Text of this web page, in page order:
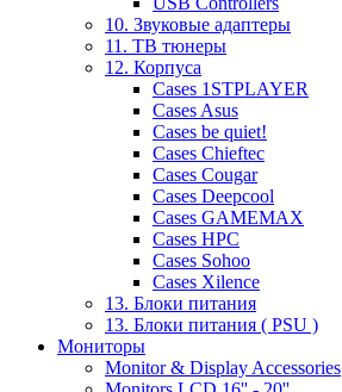
10. Звуковые адаптеры
11. ТВ тюнеры
12. Корпуса
Cases 1STPLAYER
Cases Asus
Cases be quiet!
Cases Chieftec
Cases Cougar
Cases Deepcool
Cases GAMEMAX
Cases HPC
Cases Sohoo
Cases Xilence
13. Блоки питания
13. Блоки питания ( PSU )
Мониторы
Monitor & Display Accessories